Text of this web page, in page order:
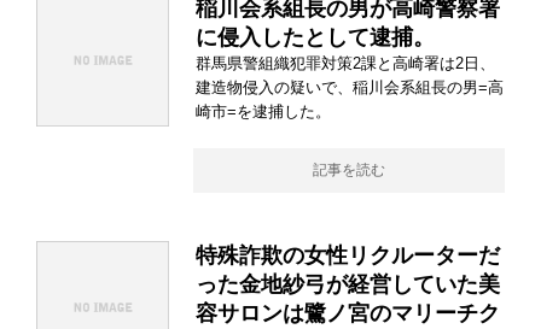
稲川会系組長の男が高崎警察署
に侵入したとして逮捕。
群馬県警組織犯罪対策2課と高崎署は2日、
建造物侵入の疑いで、稲川会系組長の男=高
崎市=を逮捕した。
記事を読む
特殊詐欺の女性リクルーターだ
った金地紗弓が経営していた美
容サロンは鷺ノ宮のマリーチク